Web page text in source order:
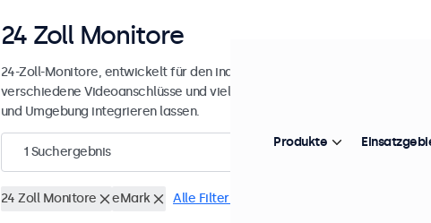
24 Zoll Monitore
24-Zoll-Monitore, entwickelt für den industriellen und professionellen
verschiedene Videoanschlüsse und vielseitige Montageoptionen,
und Umgebung integrieren lassen.
1 Suchergebnis
24 Zoll Monitore eMark Alle Filter löschen
Produkte